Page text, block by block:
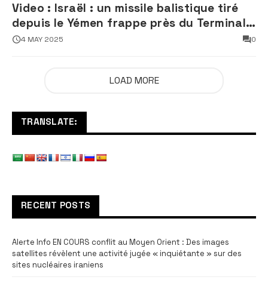
Video : Israël : un missile balistique tiré
depuis le Yémen frappe près du Terminal
3 de l’aéroport Ben Gourion
4 MAY 2025 0
LOAD MORE
TRANSLATE:
RECENT POSTS
Alerte Info EN COURS conflit au Moyen Orient : Des images
satellites révèlent une activité jugée « inquiétante » sur des
sites nucléaires iraniens